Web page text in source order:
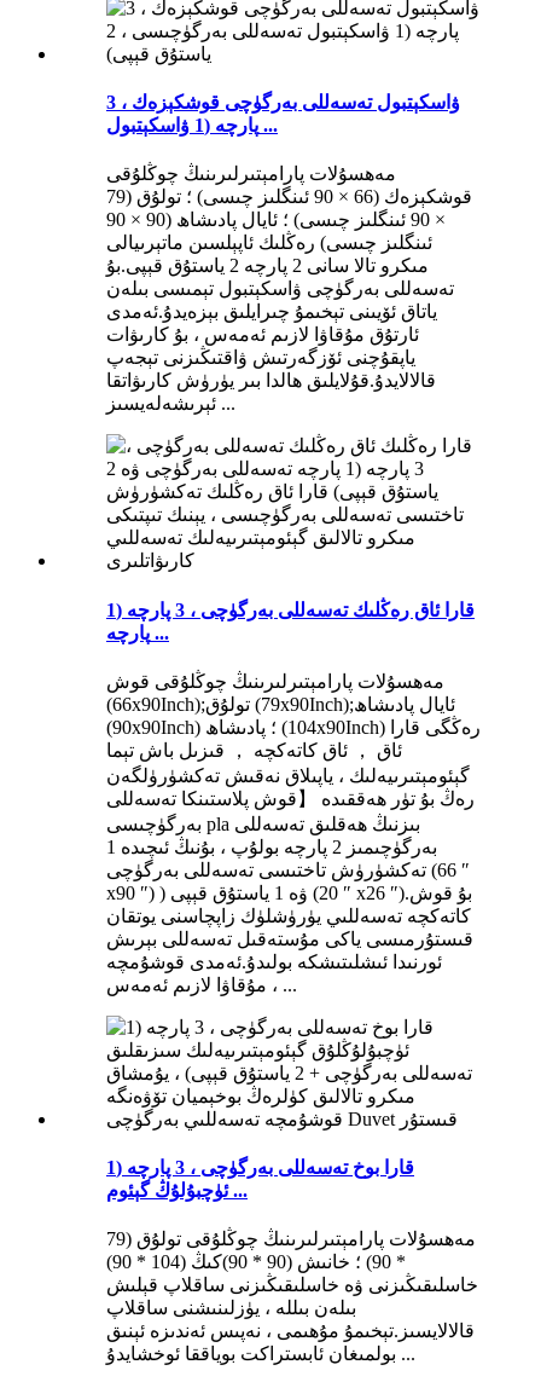
ۋاسكېتبول تەسەللى بەرگۈچى قوشكېزەك ، 3
پارچە (1 ۋاسكېتبول ...
مەھسۇلات پارامېتىرلىرىنىڭ چوڭلۇقى
قوشكېزەك (66 × 90 ئىنگلىز چىسى) ؛ تولۇق (79
× 90 ئىنگلىز چىسى) ؛ ئايال پادىشاھ (90 × 90
ئىنگلىز چىسى) رەڭلىك ئاپېلسىن ماتېرىيالى
مىكرو تالا سانى 2 پارچە 2 ياستۇق قېپى.بۇ
تەسەللى بەرگۈچى ۋاسكېتبول تېمىسى بىلەن
ياتاق ئۆيىنى تېخىمۇ چىرايلىق بېزەيدۇ.ئەمدى
ئارتۇق مۇقاۋا لازىم ئەمەس ، بۇ كارىۋات
ياپقۇچنى ئۆزگەرتىش ۋاقتىڭىزنى تېجەپ
قالالايدۇ.قۇلايلىق ھالدا بىر يۈرۈش كارىۋاتقا
ئېرىشەلەيسىز ...
قارا ئاق رەڭلىك تەسەللى بەرگۈچى ، 3 پارچە (1
پارچە ...
مەھسۇلات پارامېتىرلىرىنىڭ چوڭلۇقى قوش
(66x90Inch);تولۇق (79x90Inch);ئايال پادىشاھ
(90x90Inch) ؛ پادىشاھ (104x90Inch) رەڭگى قارا
ئاق ， ئاق كاتەكچە ， قىزىل باش تېما
گېئومېتىرىيەلىك ، ياپىلاق نەقىش تەكشۈرۈلگەن
رەڭ بۇ تۈر ھەققىدە 【قوش پلاستىنكا تەسەللى
بەرگۈچىسى pla بىزنىڭ ھەقلىق تەسەللى
بەرگۈچىمىز 2 پارچە بولۇپ ، بۇنىڭ ئىچىدە 1
تەكشۈرۈش تاختىسى تەسەللى بەرگۈچى (66 ″
x90 ″) ) ۋە 1 ياستۇق قېپى (20 ″ x26 ″).بۇ قوش
كاتەكچە تەسەللىي يۈرۈشلۈك زاپچاسنى يوتقان
قىستۇرمىسى ياكى مۇستەقىل تەسەللى بېرىش
ئورنىدا ئىشلىتىشكە بولىدۇ.ئەمدى قوشۇمچە
مۇقاۋا لازىم ئەمەس ، ...
قارا بوخ تەسەللى بەرگۈچى ، 3 پارچە (1
ئۈچبۇلۇڭ گېئوم ...
مەھسۇلات پارامېتىرلىرىنىڭ چوڭلۇقى تولۇق (79
* 90) ؛ خانىش (90 * 90)كىڭ (104 * 90)
خاسلىقىڭىزنى ۋە خاسلىقىڭىزنى ساقلاپ قېلىش
بىلەن بىللە ، يۈزلىنىشنى ساقلاپ
قالالايسىز.تېخىمۇ مۇھىمى ، نەپىس ئەندىزە ئېنىق
بولمىغان ئابستراكت بوياققا ئوخشايدۇ ...